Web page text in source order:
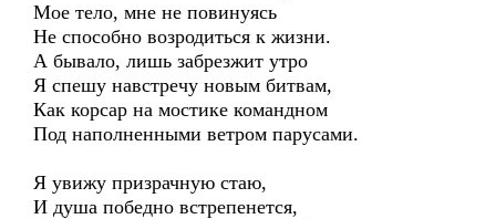
Мое тело, мне не повинуясь
Не способно возродиться к жизни.
А бывало, лишь забрезжит утро
Я спешу навстречу новым битвам,
Как корсар на мостике командном
Под наполненными ветром парусами.
Я увижу призрачную стаю,
И душа победно встрепенется,